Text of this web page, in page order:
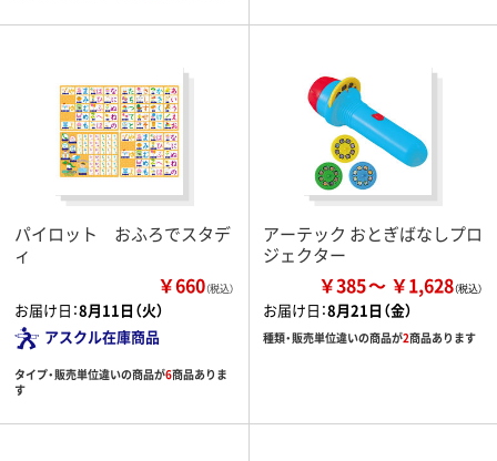
パイロット おふろでスタデ
ィ
￥660（税込）
お届け日：8月11日（火）
アスクル在庫商品
タイプ・販売単位違いの商品が6商品ありま
す
アーテック おとぎばなしプロ
ジェクター
￥385 ￥1,628
お届け日：8月21日（金）
種類・販売単位違いの商品が2商品あります